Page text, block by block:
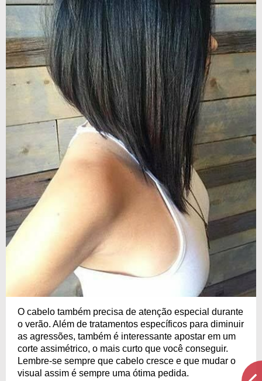
O cabelo também precisa de atenção especial durante
o verão. Além de tratamentos específicos para diminuir
as agressões, também é interessante apostar em um
corte assimétrico, o mais curto que você conseguir.
Lembre-se sempre que cabelo cresce e que mudar o
visual assim é sempre uma ótima pedida.